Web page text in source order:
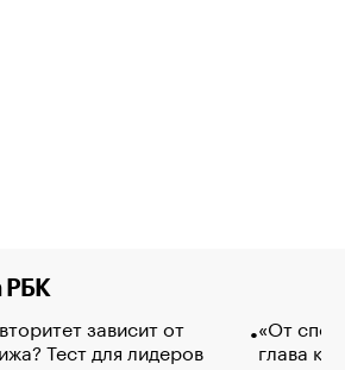
РБК
зависит от
Тест для лидеров
«От
глава